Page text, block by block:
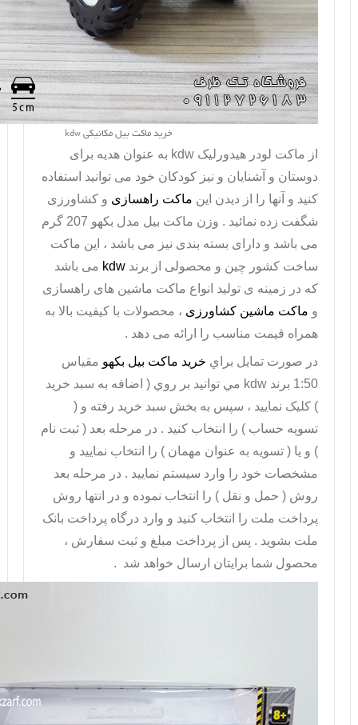
خرید ماکت بیل مکانیکی kdw
از ماکت لودر هیدورلیک kdw به عنوان هدیه برای
دوستان و آشنایان و نیز کودکان خود می توانید استفاده
کنید و آنها را از دیدن این ماکت راهسازی و کشاورزی
شگفت زده نمائید . وزن ماکت بیل مدل بکهو
207 گرم
می باشد و دارای بسته بندی نیز می باشد ، این ماکت
ساخت کشور چین و محصولی از برند kdw می باشد
که در زمینه ی تولید انواع ماکت ماشین های راهسازی
و ماکت ماشین کشاورزی ، محصولات با کیفیت بالا به
همراه قیمت مناسب را ارائه می دهد .
در صورت تمايل براي خرید ماکت بیل بکهو مقیاس
1:50 برند kdw مي توانيد بر روي ( اضافه به سبد خريد
) کليک نماييد ، سپس به بخش سبد خريد رفته و (
تسويه حساب ) را انتخاب کنيد . در مرحله بعد ( ثبت نام
) و يا ( تسويه به عنوان مهمان ) را انتخاب نماييد و
مشخصات خود را وارد سيستم نماييد . در مرحله بعد
روش ( حمل و نقل ) را انتخاب نموده و در انتها روش
پرداخت ملت را انتخاب کنيد و وارد درگاه پرداخت بانک
ملت بشويد . پس از پرداخت مبلغ و ثبت سفارش ،
محصول شما برايتان ارسال خواهد شد .